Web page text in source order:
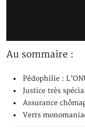
Au sommaire :
Pédophilie :
Justice très
Assurance
Verts